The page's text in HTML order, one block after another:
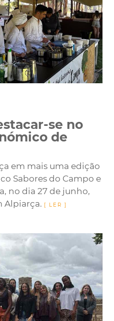
se no
de
em mais uma edição
Sabores do Campo e
no dia 27 de junho,
Alpiarça.